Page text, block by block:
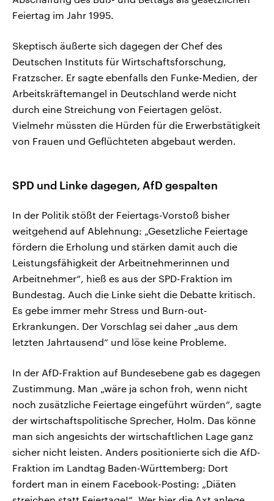
Feiertag im Jahr 1995.
Skeptisch äußerte sich dagegen der Chef des
Deutschen Instituts für Wirtschaftsforschung,
Fratzscher. Er sagte ebenfalls den Funke-Medien, der
Arbeitskräftemangel in Deutschland werde nicht
durch eine Streichung von Feiertagen gelöst.
Vielmehr müssten die Hürden für die Erwerbstätigkeit
von Frauen und Geflüchteten abgebaut werden.
SPD und Linke dagegen, AfD gespalten
In der Politik stößt der Feiertags-Vorstoß bisher
weitgehend auf Ablehnung: „Gesetzliche Feiertage
fördern die Erholung und stärken damit auch die
Leistungsfähigkeit der Arbeitnehmerinnen und
Arbeitnehmer“, hieß es aus der SPD-Fraktion im
Bundestag. Auch die Linke sieht die Debatte kritisch.
Es gebe immer mehr Stress und Burn-out-
Erkrankungen. Der Vorschlag sei daher „aus dem
letzten Jahrtausend“ und löse keine Probleme.
In der AfD-Fraktion auf Bundesebene gab es dagegen
Zustimmung. Man „wäre ja schon froh, wenn nicht
noch zusätzliche Feiertage eingeführt würden“, sagte
der wirtschaftspolitische Sprecher, Holm. Das könne
man sich angesichts der wirtschaftlichen Lage ganz
sicher nicht leisten. Anders positionierte sich die AfD-
Fraktion im Landtag Baden-Württemberg: Dort
fordert man in einem Facebook-Posting: „Diäten